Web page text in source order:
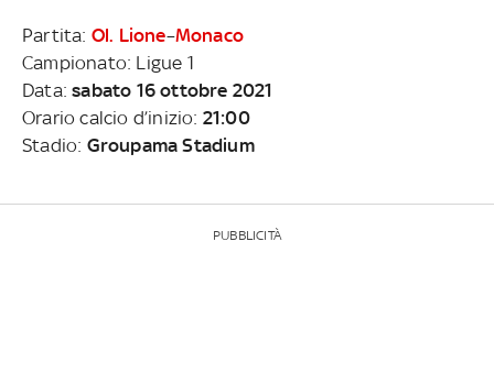
Partita: Ol. Lione–Monaco
Campionato: Ligue 1
Data:sabato 16 ottobre 2021
Orario calcio d’inizio: 21:00
Stadio: Groupama Stadium
PUBBLICITÀ